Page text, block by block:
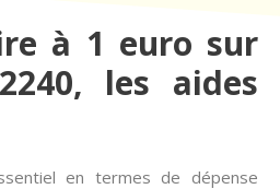
à 1 euro sur
les aides
en termes de dépense